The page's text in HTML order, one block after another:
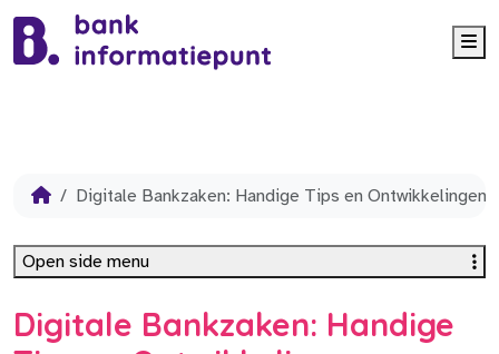
Digitale Bankzaken: Handige Tips en Ontwikkelingen
Digitale Bankzaken: Handige
Open side menu